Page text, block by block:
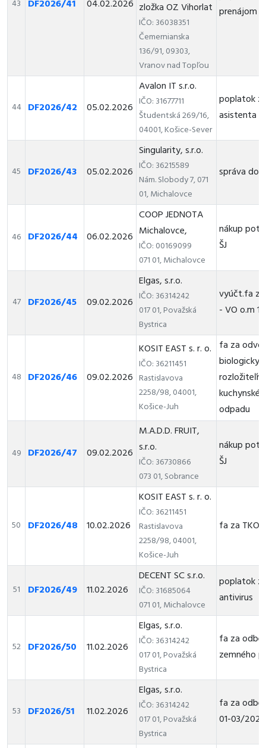
43 DF2026/41 04.02.2026 zložka OZ Vihorlat
IČO: 36038351
Čemernianska
136/91, 09303,
Vranov nad Topľou
prenájom
44 DF2026/42 05.02.2026
Avalon IT s.r.o.
IČO: 31677711
Študentská 269/16,
04001, Košice-Sever
poplatok
asistenta
45 DF2026/43 05.02.2026
Singularity, s.r.o.
IČO: 36215589
Nám. Slobody 7, 071
01, Michalovce
správa
46 DF2026/44 06.02.2026
COOP JEDNOTA
Michalovce,
IČO: 00169099
071 01, Michalovce
nákup
ŠJ
47 DF2026/45 09.02.2026
Elgas, s.r.o.
IČO: 36314242
017 01, Považská
Bystrica
vyúčt.fa
- VO o.m
48 DF2026/46 09.02.2026
KOSIT EAST s. r. o.
IČO: 36211451
Rastislavova
2258/98, 04001,
Košice-Juh
fa za
biologicky
odpadu
49 DF2026/47 09.02.2026
M.A.D.D. FRUIT,
s.r.o.
IČO: 36730866
073 01, Sobrance
nákup
ŠJ
50 DF2026/48 10.02.2026
KOSIT EAST s. r. o.
IČO: 36211451
Rastislavova
2258/98, 04001,
Košice-Juh
fa za TKO
51 DF2026/49 11.02.2026
DECENT SC s.r.o.
IČO: 31685064
071 01, Michalovce
poplatok
antivirus
52 DF2026/50 11.02.2026
Elgas, s.r.o.
IČO: 36314242
017 01, Považská
Bystrica
fa za odber
zemného
53 DF2026/51 11.02.2026
Elgas, s.r.o.
IČO: 36314242
017 01, Považská
Bystrica
fa za
01-03/2026